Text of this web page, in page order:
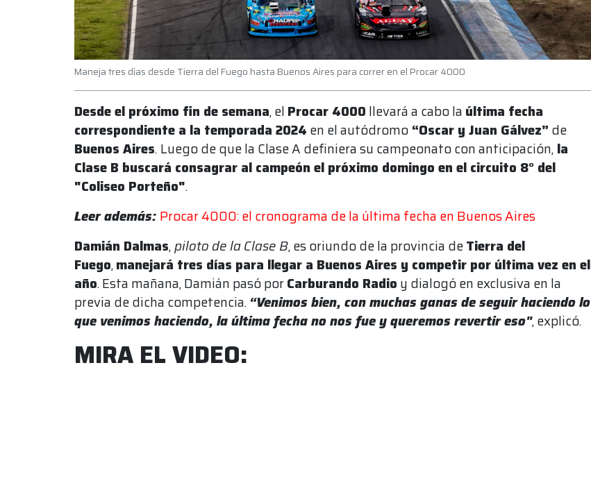
Maneja tres días desde Tierra del Fuego hasta Buenos Aires para correr en el Procar 4000
Desde el próximo fin de semana, el Procar 4000 llevará a cabo la última fecha
correspondiente a la temporada 2024 en el autódromo “Oscar y Juan Gálvez” de
Buenos Aires. Luego de que la Clase A definiera su campeonato con anticipación, la
Clase B buscará consagrar al campeón el próximo domingo en el circuito 8° del
"Coliseo Porteño".
Leer además: Procar 4000: el cronograma de la última fecha en Buenos Aires
Damián Dalmas,piloto de la Clase B, es oriundo de la provincia deTierra del
Fuego,manejará tres días para llegar a Buenos Aires y competir por última vez en el
año. Esta mañana, Damián pasó porCarburando Radio y dialogó en exclusiva en la
previa de dicha competencia.“Venimos bien, con muchas ganas de seguir haciendo lo
que venimos haciendo, la última fecha no nos fue y queremos revertir eso", explicó.
MIRA EL VIDEO: